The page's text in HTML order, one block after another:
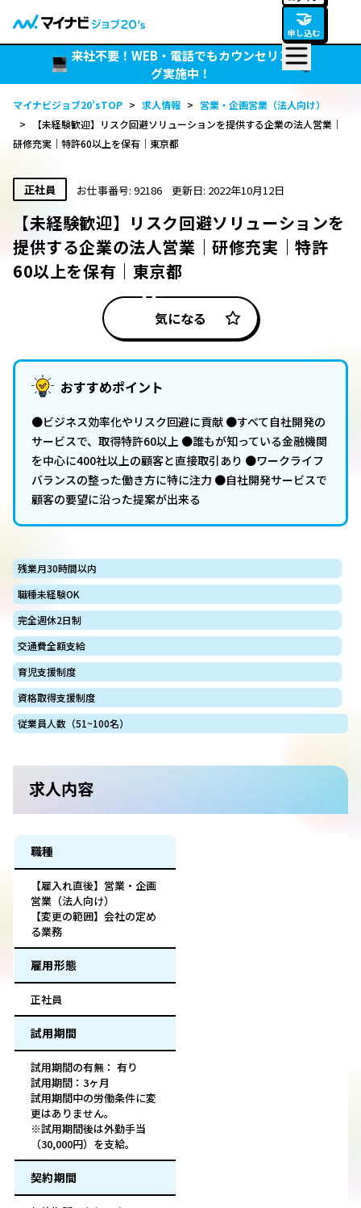
🤝
申し込む
来社不要！WEB・電話でもカウンセリン
グ実施中！
マイナビジョブ20’sTOP > 求人情報 > 営業・企画営業（法人向け）
>
【未経験歓迎】リスク回避ソリューションを提供する企業の法人営業｜
研修充実｜特許60以上を保有｜東京都
正社員 お仕事番号: 92186 更新日: 2022年10月12日
【未経験歓迎】リスク回避ソリューションを
提供する企業の法人営業｜研修充実｜特許
60以上を保有｜東京都
気になる
おすすめポイント
●ビジネス効率化やリスク回避に貢献 ●すべて自社開発の
サービスで、取得特許60以上 ●誰もが知っている金融機関
を中心に400社以上の顧客と直接取引あり ●ワークライフ
バランスの整った働き方に特に注力 ●自社開発サービスで
顧客の要望に沿った提案が出来る
残業月30時間以内
職種未経験OK
完全週休2日制
交通費全額支給
育児支援制度
資格取得支援制度
従業員人数（51~100名）
求人内容
職種
【雇入れ直後】営業・企画
営業（法人向け）
【変更の範囲】会社の定め
る業務
雇用形態
正社員
試用期間
試用期間の有無： 有り
試用期間：3ヶ月
試用期間中の労働条件に変
更はありません。
※試用期間後は外勤手当
（30,000円）を支給。
契約期間